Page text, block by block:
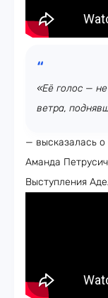
«Её голос —
ветра,
— высказалась
Аманда
Выступления